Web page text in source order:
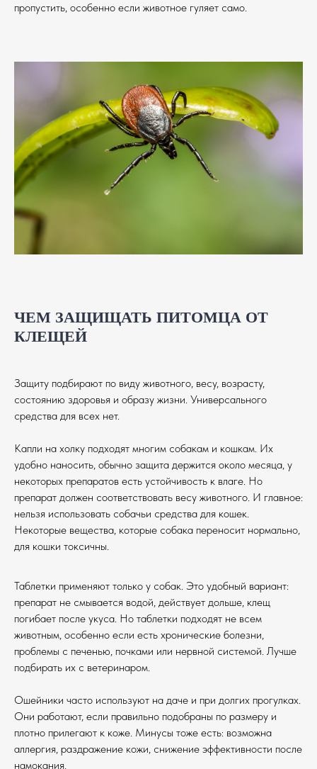
пропустить, особенно если животное гуляет само.
ЧЕМ ЗАЩИЩАТЬ ПИТОМЦА ОТ
КЛЕЩЕЙ
Защиту подбирают по виду животного, весу, возрасту,
состоянию здоровья и образу жизни. Универсального
средства для всех нет.
Капли на холку подходят многим собакам и кошкам. Их
удобно наносить, обычно защита держится около месяца, у
некоторых препаратов есть устойчивость к влаге. Но
препарат должен соответствовать весу животного. И главное:
нельзя использовать собачьи средства для кошек.
Некоторые вещества, которые собака переносит нормально,
для кошки токсичны.
Таблетки применяют только у собак. Это удобный вариант:
препарат не смывается водой, действует дольше, клещ
погибает после укуса. Но таблетки подходят не всем
животным, особенно если есть хронические болезни,
проблемы с печенью, почками или нервной системой. Лучше
подбирать их с ветеринаром.
Ошейники часто используют на даче и при долгих прогулках.
Они работают, если правильно подобраны по размеру и
плотно прилегают к коже. Минусы тоже есть: возможна
аллергия, раздражение кожи, снижение эффективности после
намокания.